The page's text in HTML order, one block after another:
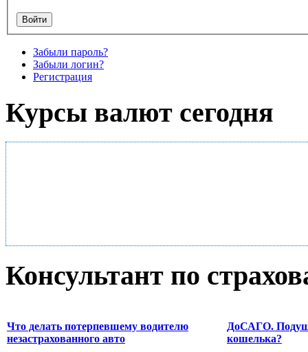
Забыли пароль?
Забыли логин?
Регистрация
Курсы валют сегодня
Консультант по
Что делать потерпевшему водителю
незастрахованного авто
ДоСАГО.
кошелька?